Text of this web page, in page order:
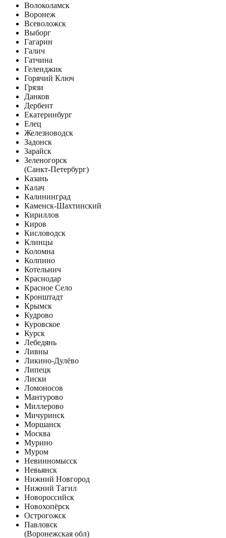
Волоколамск
Воронеж
Всеволожск
Выборг
Гагарин
Галич
Гатчина
Геленджик
Горячий Ключ
Грязи
Данков
Дербент
Екатеринбург
Елец
Железноводск
Задонск
Зарайск
Зеленогорск
(Санкт-Петербург)
Казань
Калач
Калининград
Каменск-Шахтинский
Кириллов
Киров
Кисловодск
Клинцы
Коломна
Колпино
Котельнич
Краснодар
Красное Село
Кронштадт
Крымск
Кудрово
Куровское
Курск
Лебедянь
Ливны
Ликино-Дулёво
Липецк
Лиски
Ломоносов
Мантурово
Миллерово
Мичуринск
Моршанск
Москва
Мурино
Муром
Невинномысск
Невьянск
Нижний Новгород
Нижний Тагил
Новороссийск
Новохопёрск
Острогожск
Павловск
(Воронежская обл)